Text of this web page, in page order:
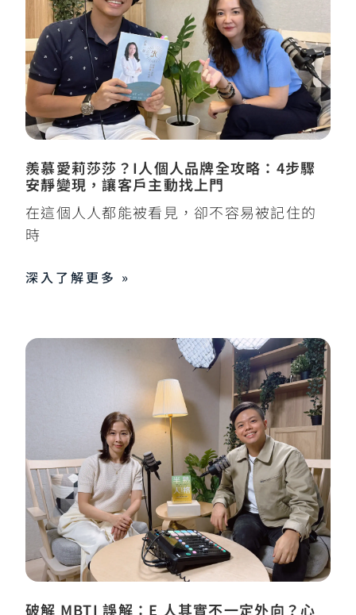
羨慕愛莉莎莎？I人個人品牌全攻略：4步驟
安靜變現，讓客戶主動找上門
在這個人人都能被看見，卻不容易被記住的
時
深入了解更多 »
破解 MBTI 誤解：E 人其實不一定外向？心